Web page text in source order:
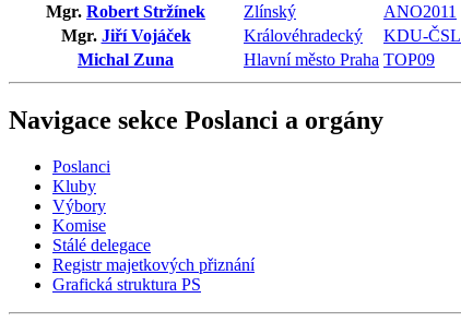
Mgr. Robert Stržínek Zlínský ANO2011
Mgr. Jiří Vojáček Královéhradecký KDU-ČSL
Michal Zuna
Hlavní město Praha TOP09
Navigace sekce Poslanci a orgány
Poslanci
Kluby
Výbory
Komise
Stálé delegace
Registr majetkových přiznání
Grafická struktura PS